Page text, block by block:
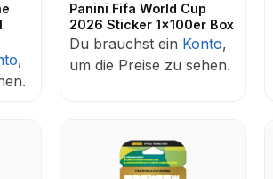
,
Panini Fifa World Cup
2026 Sticker 1x100er Box
Du brauchst ein Konto,
um die Preise zu sehen.